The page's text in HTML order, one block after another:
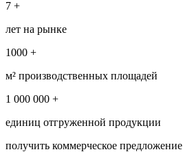
7 +
лет на рынке
1000 +
м² производственных площадей
1 000 000 +
единиц отгруженной продукции
получить коммерческое предложение